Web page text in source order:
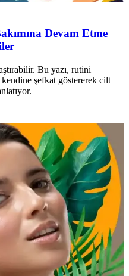
Devam Etme
Bu yazı, rutini
şefkat göstererek cilt